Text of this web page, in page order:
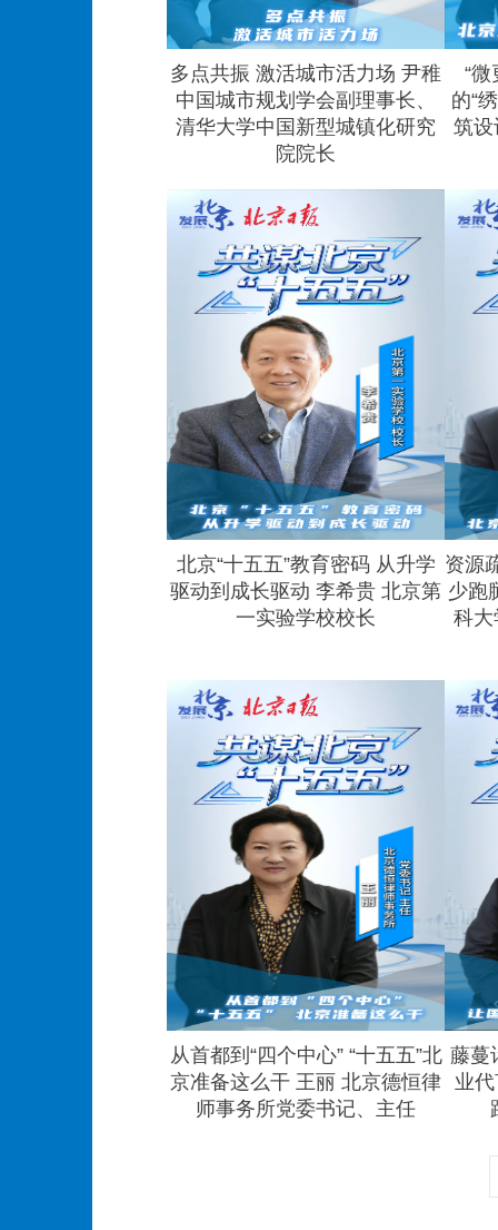
多点共振 激活城市活力场 尹稚
中国城市规划学会副理事长、
清华大学中国新型城镇化研究
院院长
“
的“
筑设
北京“十五五”教育密码 从升学
驱动到成长驱动 李希贵 北京第
一实验学校校长
资源
少跑
科大
从首都到“四个中心” “十五五”北
京准备这么干 王丽 北京德恒律
师事务所党委书记、主任
藤蔓
业